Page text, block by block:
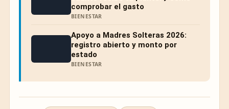
comprobar el gasto
BIENESTAR
Apoyo a Madres Solteras 2026:
registro abierto y monto por
estado
BIENESTAR